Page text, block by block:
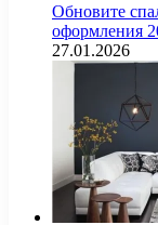
Обновите
оформления
27.01.2026